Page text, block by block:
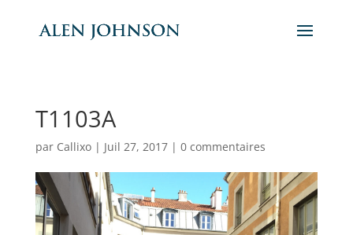
T1103A
par Callixo| Juil 27, 2017| 0 commentaires